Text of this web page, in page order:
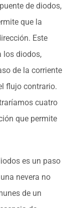
de diodos,
que la
Este
los diodos,
de la corriente
flujo contrario.
cuatro
que permite
es un paso
nevera no
de un